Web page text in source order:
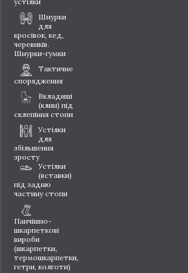
Шнурки
для
кросівок, кед,
черевиків.
Шнурки-гумки
Тактичне
спорядження
Вкладиші
(клин) під
склепіння стопи
Устілки
для
збільшення
зросту
Устілки
(вставки)
під задню
частину стопи
Панчішно-
шкарпеткові
вироби
(шкарпетки,
термошкарпетки,
гетри, колготи)